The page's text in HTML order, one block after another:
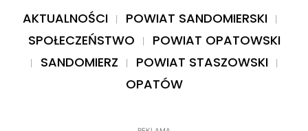
AKTUALNOŚCI
POWIAT SANDOMIERSKI
SPOŁECZEŃSTWO
POWIAT OPATOWSKI
SANDOMIERZ
POWIAT STASZOWSKI
OPATÓW